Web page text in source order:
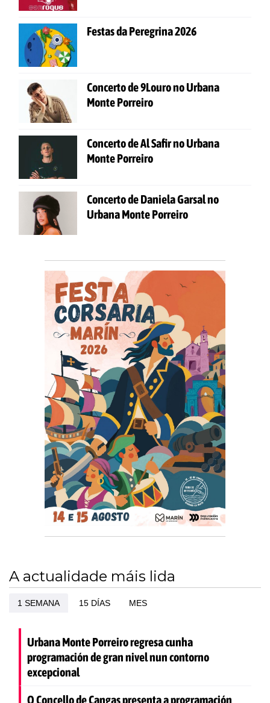
Festas da Peregrina 2026
Concerto de 9Louro no Urbana
Monte Porreiro
Concerto de Al Safir no Urbana
Monte Porreiro
Concerto de Daniela Garsal no
Urbana Monte Porreiro
A actualidade máis lida
1 SEMANA 15 DÍAS MES
Urbana Monte Porreiro regresa cunha
programación de gran nivel nun contorno
excepcional
O Concello de Cangas presenta a programación